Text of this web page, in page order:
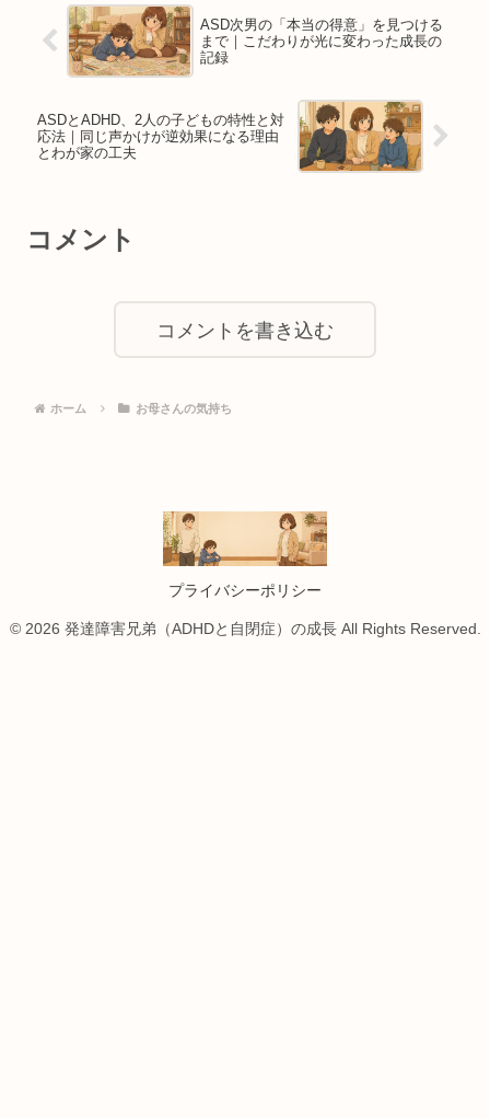
ASD次男の「本当の得意」を見つける
まで｜こだわりが光に変わった成長の
記録
ASDとADHD、2人の子どもの特性と対
応法｜同じ声かけが逆効果になる理由
とわが家の工夫
コメント
コメントを書き込む
ホーム お母さんの気持ち
プライバシーポリシー
© 2026 発達障害兄弟（ADHDと自閉症）の成長 All Rights Reserved.